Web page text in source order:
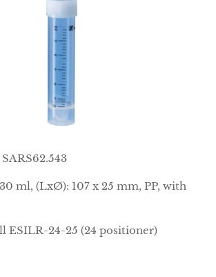
ml, (LxØ): 107 x 25 mm, PP, with
ESILR-24-25 (24 positioner)